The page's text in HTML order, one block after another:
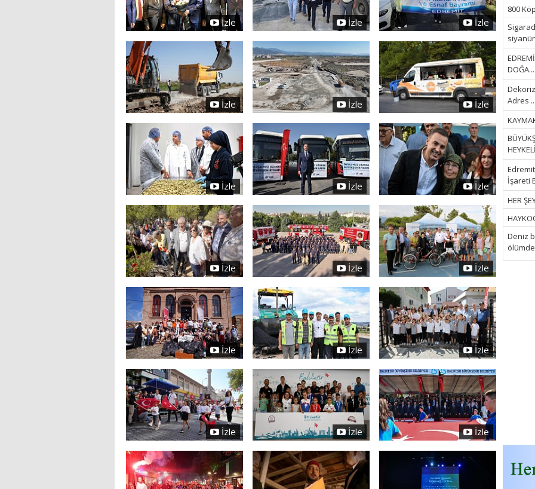
800
DOĞA...
Adres ...
İşareti
HER
Deniz
İzle İzle İzle
İzle İzle İzle
İzle İzle İzle
İzle İzle İzle
İzle İzle İzle
İzle İzle İzle